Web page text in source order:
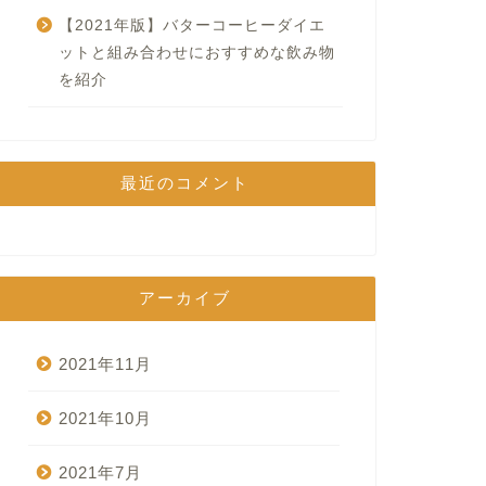
【2021年版】バターコーヒーダイエ
ットと組み合わせにおすすめな飲み物
を紹介
最近のコメント
アーカイブ
2021年11月
2021年10月
2021年7月